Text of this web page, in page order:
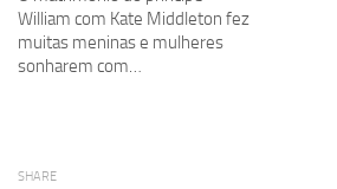
William com Kate Middleton fez
muitas meninas e mulheres
sonharem com…
SHARE